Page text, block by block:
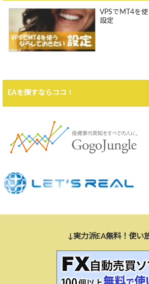
VPSでMT4を
設定
EAを探すならココ！
↓実力派EA無料！使い